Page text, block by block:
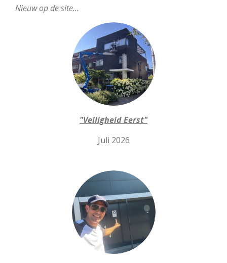
Nieuw op de site...
"Veiligheid Eerst"
Juli 2026